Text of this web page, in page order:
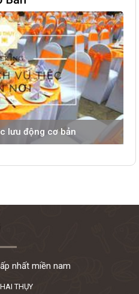
lưu động cơ bản
nhất miền nam
THỤY